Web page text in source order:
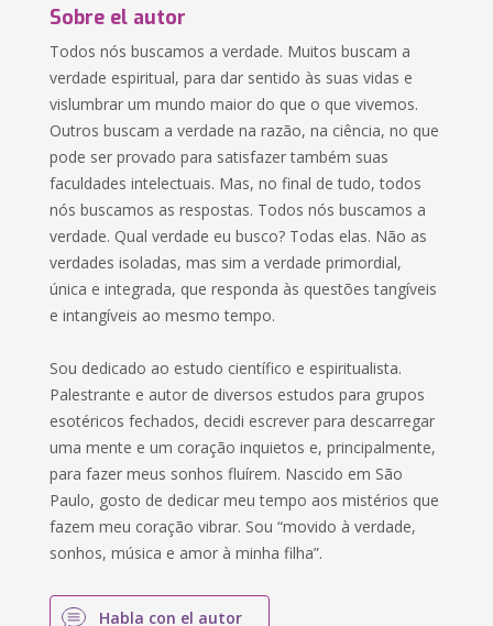
Sobre el autor
Todos nós buscamos a verdade. Muitos buscam a
verdade espiritual, para dar sentido às suas vidas e
vislumbrar um mundo maior do que o que vivemos.
Outros buscam a verdade na razão, na ciência, no que
pode ser provado para satisfazer também suas
faculdades intelectuais. Mas, no final de tudo, todos
nós buscamos as respostas. Todos nós buscamos a
verdade. Qual verdade eu busco? Todas elas. Não as
verdades isoladas, mas sim a verdade primordial,
única e integrada, que responda às questões tangíveis
e intangíveis ao mesmo tempo.
Sou dedicado ao estudo científico e espiritualista.
Palestrante e autor de diversos estudos para grupos
esotéricos fechados, decidi escrever para descarregar
uma mente e um coração inquietos e, principalmente,
para fazer meus sonhos fluírem. Nascido em São
Paulo, gosto de dedicar meu tempo aos mistérios que
fazem meu coração vibrar. Sou “movido à verdade,
sonhos, música e amor à minha filha”.
Habla con el autor